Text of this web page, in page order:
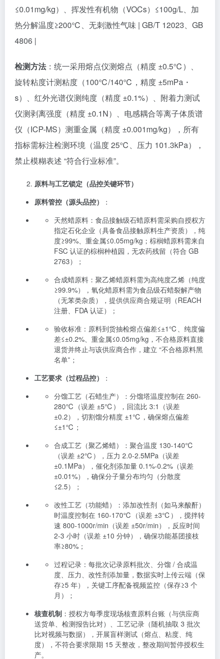
≤0.01mg/kg）、挥发性有机物（VOCs）≤100g/L、加
热分解温度≥200℃、无刺激性气味 | GB/T 12023、GB
4806 |
检测方法 ：统一采用熔点仪测熔点（精度 ±0.5℃）、
旋转粘度计测粘度（100℃/140℃，精度 ±5mPa・
s）、红外光谱仪测纯度（精度 ±0.1%）、附着力测试
仪测剥离强度（精度 ±0.1N）、电感耦合等离子体质谱
仪（ICP-MS）测重金属（精度 ±0.001mg/kg），所有
指标需标注检测环境（温度 25℃、压力 101.3kPa），
禁止模糊表述 “符合行业标准”。
原料与工艺锁定（品控关键环节）
原料管控（源头品控）
：
天然蜡原料：食品接触级石蜡原料需采购自授权方
指定石化企业（具备食品接触原料生产资质），纯
度≥99%、重金属≤0.05mg/kg；棕榈蜡原料需来自
FSC 认证的棕榈种植园，无农药残留（符合 GB
2763）；
合成蜡原料：聚乙烯蜡原料需为高纯度乙烯（纯度
≥99.9%），氧化蜡原料需为食品级石蜡裂解产物
（无苯类杂质），提供供应商合规证明（REACH
注册、FDA 认证）；
验收标准：原料到货抽检熔点偏差≤±1℃、纯度偏
差≤±0.2%、重金属≤0.05mg/kg，不合格原料直接
退货并终止与该供应商合作，建立 “不合格原料黑
名单”；
工艺要求（过程品控）
：
分馏工艺（石蜡生产）：分馏塔温度控制在 260-
280℃（误差 ±5℃），回流比 3:1（误差
±0.2），切割馏分精度 ±1℃，确保熔点偏差
≤±1℃；
合成工艺（聚乙烯蜡）：聚合温度 130-140℃
（误差 ±2℃），压力 2.0-2.5MPa（误差
±0.1MPa），催化剂添加量 0.1%-0.2%（误差
±0.01%），确保分子量分布均匀（分散度
≤2.5）；
改性工艺（功能蜡）：添加改性剂（如马来酸酐）
时温度控制在 160-170℃（误差 ±3℃），搅拌转
速 800-1000r/min（误差 ±50r/min），反应时间
2-3 小时（误差 ±10 分钟），确保功能基团接枝
率≥80%；
过程记录：每批次记录原料批次、分馏 / 合成温
度、压力、改性剂添加量，数据实时上传云端（保
存≥5 年），关键工序配备视频监控（保存≥3 个
月）；
核查机制 ：授权方每季度现场核查原料台账（与供应商
送货单、检测报告比对）、工艺记录（随机抽取 3 批次
比对视频与数据），开展盲样测试（熔点、粘度、纯
度），不符合要求限期 15 天整改，整改期间暂停授权生
产。